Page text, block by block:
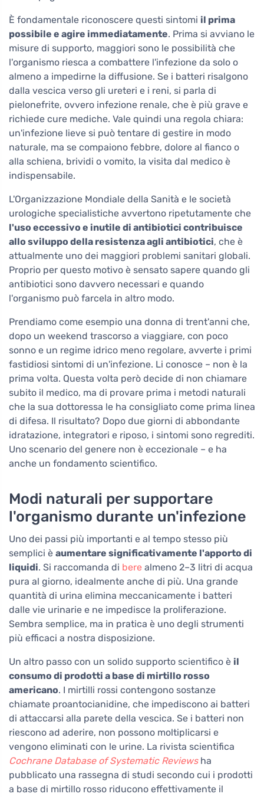
È fondamentale riconoscere questi sintomi il prima
possibile e agire immediatamente. Prima si avviano le
misure di supporto, maggiori sono le possibilità che
l'organismo riesca a combattere l'infezione da solo o
almeno a impedirne la diffusione. Se i batteri risalgono
dalla vescica verso gli ureteri e i reni, si parla di
pielonefrite, ovvero infezione renale, che è più grave e
richiede cure mediche. Vale quindi una regola chiara:
un'infezione lieve si può tentare di gestire in modo
naturale, ma se compaiono febbre, dolore al fianco o
alla schiena, brividi o vomito, la visita dal medico è
indispensabile.
L'Organizzazione Mondiale della Sanità e le società
urologiche specialistiche avvertono ripetutamente che
l'uso eccessivo e inutile di antibiotici contribuisce
allo sviluppo della resistenza agli antibiotici, che è
attualmente uno dei maggiori problemi sanitari globali.
Proprio per questo motivo è sensato sapere quando gli
antibiotici sono davvero necessari e quando
l'organismo può farcela in altro modo.
Prendiamo come esempio una donna di trent'anni che,
dopo un weekend trascorso a viaggiare, con poco
sonno e un regime idrico meno regolare, avverte i primi
fastidiosi sintomi di un'infezione. Li conosce – non è la
prima volta. Questa volta però decide di non chiamare
subito il medico, ma di provare prima i metodi naturali
che la sua dottoressa le ha consigliato come prima linea
di difesa. Il risultato? Dopo due giorni di abbondante
idratazione, integratori e riposo, i sintomi sono regrediti.
Uno scenario del genere non è eccezionale – e ha
anche un fondamento scientifico.
Modi naturali per supportare
l'organismo durante un'infezione
Uno dei passi più importanti e al tempo stesso più
semplici è aumentare significativamente l'apporto di
liquidi. Si raccomanda di bere almeno 2–3 litri di acqua
pura al giorno, idealmente anche di più. Una grande
quantità di urina elimina meccanicamente i batteri
dalle vie urinarie e ne impedisce la proliferazione.
Sembra semplice, ma in pratica è uno degli strumenti
più efficaci a nostra disposizione.
Un altro passo con un solido supporto scientifico è il
consumo di prodotti a base di mirtillo rosso
americano. I mirtilli rossi contengono sostanze
chiamate proantocianidine, che impediscono ai batteri
di attaccarsi alla parete della vescica. Se i batteri non
riescono ad aderire, non possono moltiplicarsi e
vengono eliminati con le urine. La rivista scientifica
Cochrane Database of Systematic Reviewsha
pubblicato una rassegna di studi secondo cui i prodotti
a base di mirtillo rosso riducono effettivamente il